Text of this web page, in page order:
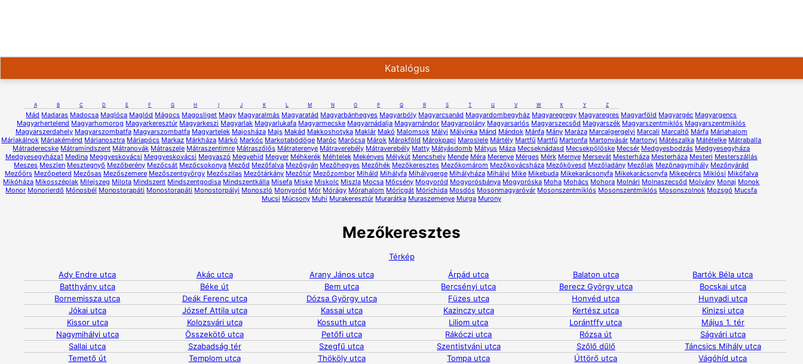
Katalógus
A B C D E F G H I J K L M N O P Q R S T U V W X Y Z
Mád Madaras Madocsa Maglóca Maglód Mágocs Magosliget Magy Magyaralmás Magyaratád Magyarbánhegyes Magyarbóly Magyarcsanád Magyardombegyház Magyaregregy Magyaregres Magyarföld Magyargéc Magyargencs
Magyarhertelend Magyarhomorog Magyarkeresztúr Magyarkeszi Magyarlak Magyarlukafa Magyarmecske Magyarnádalja Magyarnándor Magyarpolány Magyarsarlós Magyarszecsőd Magyarszék Magyarszentmiklós Magyarszentmiklós
Magyarszerdahely Magyarszombatfa Magyarszombatfa Magyartelek Majosháza Majs Makád Makkoshotyka Maklár Makó Malomsok Mályi Mályinka Mánd Mándok Mánfa Mány Maráza Marcalgergelyi Marcali Marcaltő Márfa Máriahalom
Máriakálnok Máriakéménd Márianosztra Máriapócs Markaz Márkháza Márkó Markóc Markotabödöge Maróc Marócsa Márok Márokföld Márokpapi Maroslele Mártély Martfű Martfű Martonfa Martonvásár Martonyi Mátészalka Mátételke Mátraballa
Mátraderecske Mátramindszent Mátranovák Mátraszele Mátraszentimre Mátraszőlős Mátraterenye Mátraverebély Mátraverebély Matty Mátyásdomb Mátyus Máza Mecseknádasd Mecsekpölöske Mecsér Medgyesbodzás Medgyesegyháza
Medgyesegyháza1 Medina Meggyeskovácsi Meggyeskovácsi Megyaszó Megyehíd Megyer Méhkerék Méhtelek Mekényes Mélykút Mencshely Mende Méra Merenye Mérges Mérk Mernye Mersevát Mesterháza Mesterháza Mesteri Mesterszállás
Meszes Meszlen Mesztegnyő Mezőberény Mezőcsát Mezőcsokonya Meződ Mezőfalva Mezőgyán Mezőhegyes Mezőhék Mezőkeresztes Mezőkomárom Mezőkovácsháza Mezőkövesd Mezőladány Mezőlak Mezőnagymihály Mezőnyárád
Mezőörs Mezőpeterd Mezősas Mezőszemere Mezőszentgyörgy Mezőszilas Mezőtárkány Mezőtúr Mezőzombor Miháld Mihályfa Mihálygerge Mihályháza Mihályi Mike Mikebuda Mikekarácsonyfa Mikekarácsonyfa Mikepércs Miklósi Mikófalva
Mikóháza Mikosszéplak Milejszeg Milota Mindszent Mindszentgodisa Mindszentkálla Misefa Miske Miskolc Miszla Mocsa Mőcsény Mogyoród Mogyorósbánya Mogyoróska Moha Mohács Mohora Molnári Molnaszecsőd Molvány Monaj Monok
Monor Monorierdő Mónosbél Monostorapáti Monostorapáti Monostorpályi Monoszló Monyoród Mór Mórágy Mórahalom Móricgát Mórichida Mosdós Mosonmagyaróvár Mosonszentmiklós Mosonszentmiklós Mosonszolnok Mozsgó Mucsfa
Mucsi Múcsony Muhi Murakeresztúr Murarátka Muraszemenye Murga Murony
Mezőkeresztes
Térkép
Ady Endre utca
Akác utca Arany János utca Árpád utca Balaton utca
Bartók Béla utca
Batthyány utca
Béke út Bem utca Bercsényi utca Berecz György utca
Bocskai utca
Bornemissza utca
Deák Ferenc utca Dózsa György utca Füzes utca Honvéd utca
Hunyadi utca
Jókai utca
József Attila utca Kassai utca Kazinczy utca Kertész utca
Kinizsi utca
Kissor utca
Kolozsvári utca Kossuth utca Liliom utca Lorántffy utca
Május 1. tér
Nagymihályi utca
Összekötő utca Petőfi utca Rákóczi utca Rózsa út
Ságvári utca
Sallai utca
Szabadság tér Szegfű utca Szentistváni utca Szőlő dűlő
Táncsics Mihály utca
Temető út
Templom utca Thököly utca Tompa utca Úttörő utca
Vágóhíd utca